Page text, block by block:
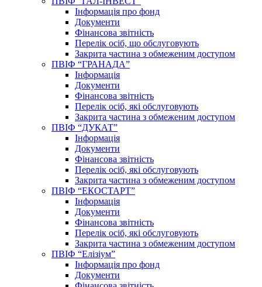
Інформація про фонд
Документи
Фінансова звітність
Перелік осіб, що обслуговують
Закрита частина з обмеженим доступом
ПВІФ “ГРАНАДА”
Інформація
Документи
Фінансова звітність
Перелік осіб, які обслуговують
Закрита частина з обмеженим доступом
ПВІФ “ДУКАТ”
Інформація
Документи
Фінансова звітність
Перелік осіб, які обслуговують
Закрита частина з обмеженим доступом
ПВІФ “ЕКОСТАРТ”
Інформація
Документи
Фінансова звітність
Перелік осіб, які обслуговують
Закрита частина з обмеженим доступом
ПВІФ “Елізіум”
Інформація про фонд
Документи